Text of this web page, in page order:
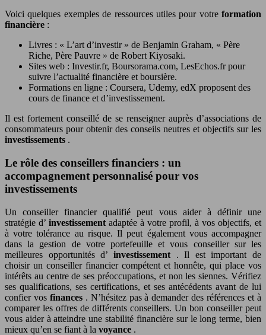
Voici quelques exemples de ressources utiles pour votre formation
financière :
Livres : « L’art d’investir » de Benjamin Graham, « Père
Riche, Père Pauvre » de Robert Kiyosaki.
Sites web : Investir.fr, Boursorama.com, LesEchos.fr pour
suivre l’actualité financière et boursière.
Formations en ligne : Coursera, Udemy, edX proposent des
cours de finance et d’investissement.
Il est fortement conseillé de se renseigner auprès d’associations de
consommateurs pour obtenir des conseils neutres et objectifs sur les
investissements .
Le rôle des conseillers financiers : un
accompagnement personnalisé pour vos
investissements
Un conseiller financier qualifié peut vous aider à définir une
stratégie d’ investissement adaptée à votre profil, à vos objectifs, et
à votre tolérance au risque. Il peut également vous accompagner
dans la gestion de votre portefeuille et vous conseiller sur les
meilleures opportunités d’ investissement . Il est important de
choisir un conseiller financier compétent et honnête, qui place vos
intérêts au centre de ses préoccupations, et non les siennes. Vérifiez
ses qualifications, ses certifications, et ses antécédents avant de lui
confier vos finances . N’hésitez pas à demander des références et à
comparer les offres de différents conseillers. Un bon conseiller peut
vous aider à atteindre une stabilité financière sur le long terme, bien
mieux qu’en se fiant à la voyance .